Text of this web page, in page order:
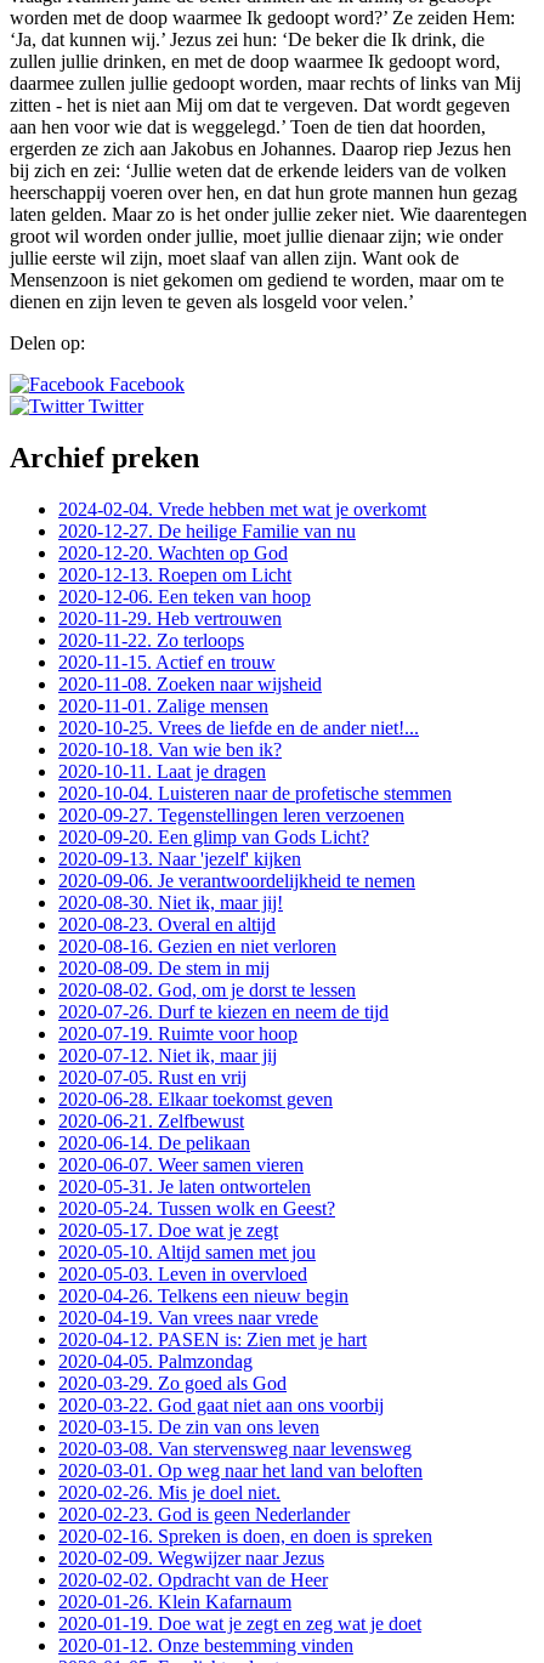
worden met de doop waarmee Ik gedoopt word?’ Ze zeiden Hem:
‘Ja, dat kunnen wij.’ Jezus zei hun: ‘De beker die Ik drink, die
zullen jullie drinken, en met de doop waarmee Ik gedoopt word,
daarmee zullen jullie gedoopt worden, maar rechts of links van Mij
zitten - het is niet aan Mij om dat te vergeven. Dat wordt gegeven
aan hen voor wie dat is weggelegd.’ Toen de tien dat hoorden,
ergerden ze zich aan Jakobus en Johannes. Daarop riep Jezus hen
bij zich en zei: ‘Jullie weten dat de erkende leiders van de volken
heerschappij voeren over hen, en dat hun grote mannen hun gezag
laten gelden. Maar zo is het onder jullie zeker niet. Wie daarentegen
groot wil worden onder jullie, moet jullie dienaar zijn; wie onder
jullie eerste wil zijn, moet slaaf van allen zijn. Want ook de
Mensenzoon is niet gekomen om gediend te worden, maar om te
dienen en zijn leven te geven als losgeld voor velen.’
Delen op:
Facebook
Twitter
Archief preken
2024-02-04. Vrede hebben met wat je overkomt
2020-12-27. De heilige Familie van nu
2020-12-20. Wachten op God
2020-12-13. Roepen om Licht
2020-12-06. Een teken van hoop
2020-11-29. Heb vertrouwen
2020-11-22. Zo terloops
2020-11-15. Actief en trouw
2020-11-08. Zoeken naar wijsheid
2020-11-01. Zalige mensen
2020-10-25. Vrees de liefde en de ander niet!...
2020-10-18. Van wie ben ik?
2020-10-11. Laat je dragen
2020-10-04. Luisteren naar de profetische stemmen
2020-09-27. Tegenstellingen leren verzoenen
2020-09-20. Een glimp van Gods Licht?
2020-09-13. Naar 'jezelf' kijken
2020-09-06. Je verantwoordelijkheid te nemen
2020-08-30. Niet ik, maar jij!
2020-08-23. Overal en altijd
2020-08-16. Gezien en niet verloren
2020-08-09. De stem in mij
2020-08-02. God, om je dorst te lessen
2020-07-26. Durf te kiezen en neem de tijd
2020-07-19. Ruimte voor hoop
2020-07-12. Niet ik, maar jij
2020-07-05. Rust en vrij
2020-06-28. Elkaar toekomst geven
2020-06-21. Zelfbewust
2020-06-14. De pelikaan
2020-06-07. Weer samen vieren
2020-05-31. Je laten ontwortelen
2020-05-24. Tussen wolk en Geest?
2020-05-17. Doe wat je zegt
2020-05-10. Altijd samen met jou
2020-05-03. Leven in overvloed
2020-04-26. Telkens een nieuw begin
2020-04-19. Van vrees naar vrede
2020-04-12. PASEN is: Zien met je hart
2020-04-05. Palmzondag
2020-03-29. Zo goed als God
2020-03-22. God gaat niet aan ons voorbij
2020-03-15. De zin van ons leven
2020-03-08. Van stervensweg naar levensweg
2020-03-01. Op weg naar het land van beloften
2020-02-26. Mis je doel niet.
2020-02-23. God is geen Nederlander
2020-02-16. Spreken is doen, en doen is spreken
2020-02-09. Wegwijzer naar Jezus
2020-02-02. Opdracht van de Heer
2020-01-26. Klein Kafarnaum
2020-01-19. Doe wat je zegt en zeg wat je doet
2020-01-12. Onze bestemming vinden